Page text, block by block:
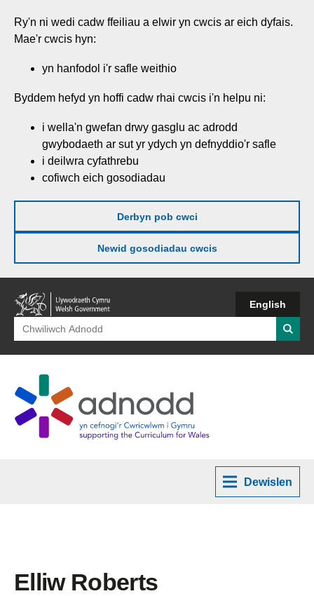
Neidio
i'r
prif
Ry'n ni wedi cadw ffeiliau a elwir yn cwcis ar eich dyfais.
Mae'r cwcis hyn:
yn hanfodol i'r safle weithio
Byddem hefyd yn hoffi cadw rhai cwcis i'n helpu ni:
i wella'n gwefan drwy gasglu ac adrodd
gwybodaeth ar sut yr ydych yn defnyddio'r safle
i deilwra cyfathrebu
cofiwch eich gosodiadau
Derbyn pob cwci
Newid gosodiadau cwcis
Llywodraeth
Cymru
English
Search
for:
Dewislen
Elliw Roberts